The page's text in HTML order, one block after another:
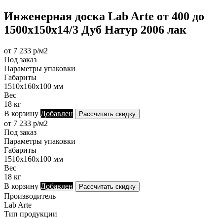
Инженерная доска Lab Arte от 400 до
1500х150х14/3 Дуб Натур 2006 лак
от 7 233 р/м2
Под заказ
Параметры упаковки
Габариты
1510х160х100 мм
Вес
18 кг
В корзину Добавлен Рассчитать скидку
от 7 233 р/м2
Под заказ
Параметры упаковки
Габариты
1510х160х100 мм
Вес
18 кг
В корзину Добавлен Рассчитать скидку
Производитель
Lab Arte
Тип продукции